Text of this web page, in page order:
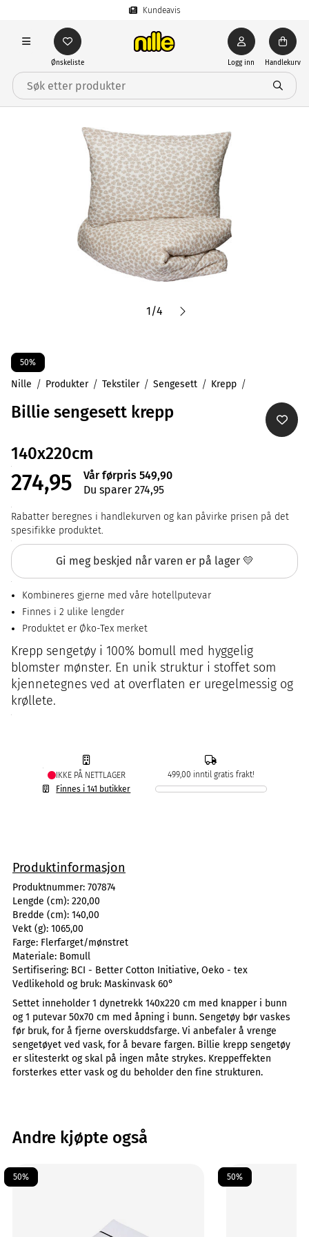
Kundeavis
Ønskeliste Logg inn Handlekurv
1/4
50%
Nille Produkter Tekstiler Sengesett Krepp
Billie sengesett krepp
140x220cm
274,95
Vår førpris 549,90
Du sparer 274,95
Rabatter beregnes i handlekurven og kan påvirke prisen på det
spesifikke produktet.
Gi meg beskjed når varen er på lager 💛
Kombineres gjerne med våre hotellputevar
Finnes i 2 ulike lengder
Produktet er Øko-Tex merket
Krepp sengetøy i 100% bomull med hyggelig
blomster mønster. En unik struktur i stoffet som
kjennetegnes ved at overflaten er uregelmessig og
krøllete.
IKKE PÅ NETTLAGER
Finnes i 141 butikker
499,00 inntil gratis frakt!
Produktinformasjon
Produktnummer: 707874
Lengde (cm): 220,00
Bredde (cm): 140,00
Vekt (g): 1065,00
Farge: Flerfarget/mønstret
Materiale: Bomull
Sertifisering: BCI - Better Cotton Initiative, Oeko - tex
Vedlikehold og bruk: Maskinvask 60°
Settet inneholder 1 dynetrekk 140x220 cm med knapper i bunn
og 1 putevar 50x70 cm med åpning i bunn. Sengetøy bør vaskes
før bruk, for å fjerne overskuddsfarge. Vi anbefaler å vrenge
sengetøyet ved vask, for å bevare fargen. Billie krepp sengetøy
er slitesterkt og skal på ingen måte strykes. Kreppeffekten
forsterkes etter vask og du beholder den fine strukturen.
Andre kjøpte også
50% 50%